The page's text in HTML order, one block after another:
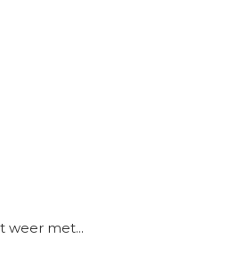
weer met...